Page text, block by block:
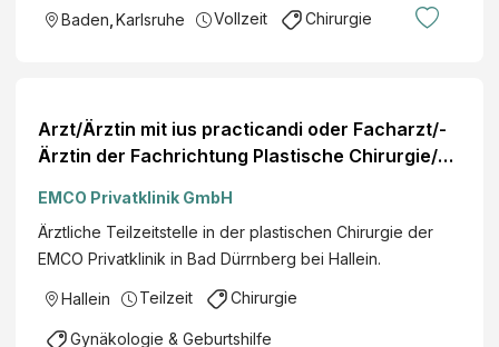
Baden Karlsruhe Vollzeit Chirurgie
Arzt/Ärztin mit ius practicandi oder Facharzt/-
Ärztin der Fachrichtung Plastische Chirurgie/
EMCO Privatklinik GmbH
Ärztliche Teilzeitstelle in der plastischen Chirurgie der
EMCO Privatklinik in Bad Dürrnberg bei Hallein.
Hallein Teilzeit Chirurgie
Gynäkologie & Geburtshilfe